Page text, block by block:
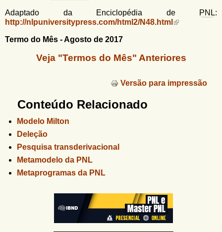
Adaptado da Enciclopédia de PNL:
http://nlpuniversitypress.com/html2/N48.html
Termo do Mês - Agosto de 2017
Veja "Termos do Mês" Anteriores
Versão para impressão
Conteúdo Relacionado
Modelo Milton
Deleção
Pesquisa transderivacional
Metamodelo da PNL
Metaprogramas da PNL